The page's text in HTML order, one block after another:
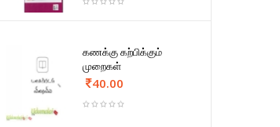
கணக்கு கற்பிக்கும்
முறைகள்
40.00